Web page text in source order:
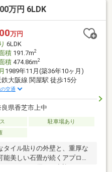
万円 6LDK
万円
6LDK
積191.7m2
積474.86m2
1989年11月(築36年10ヶ月)
鉄大阪線 関屋駅 徒歩15分
交通
良県香芝市上中
駐車場あり
タイル貼りの外壁と、重厚な
美しい石畳が続くアプロー
、あなたを優しく出迎えま